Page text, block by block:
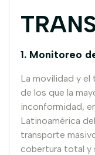
1. Monitoreo
La movilidad y
de los que la
inconformidad,
Latinoamérica
transporte
cobertura total y